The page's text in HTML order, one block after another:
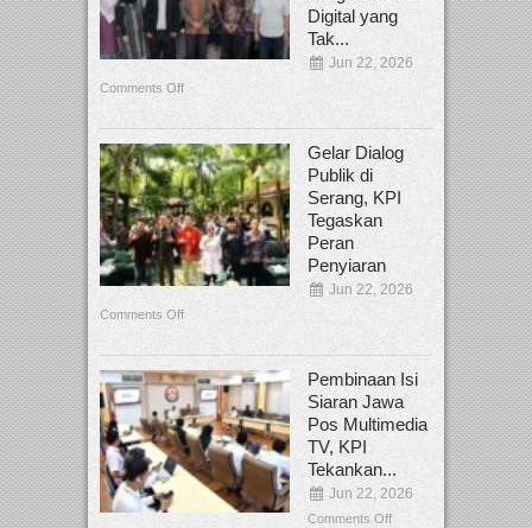
Digital yang
Tak...
Jun 22, 2026
Comments Off
Gelar Dialog
Publik di
Serang, KPI
Tegaskan
Peran
Penyiaran
Jun 22, 2026
Comments Off
Pembinaan Isi
Siaran Jawa
Pos Multimedia
TV, KPI
Tekankan...
Jun 22, 2026
Comments Off